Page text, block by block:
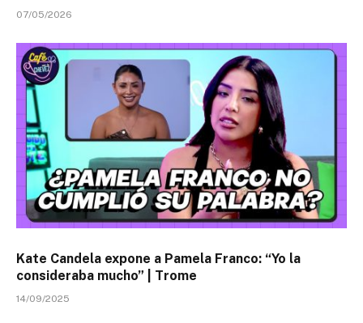
07/05/2026
Kate Candela expone a Pamela Franco: “Yo la
consideraba mucho” | Trome
14/09/2025